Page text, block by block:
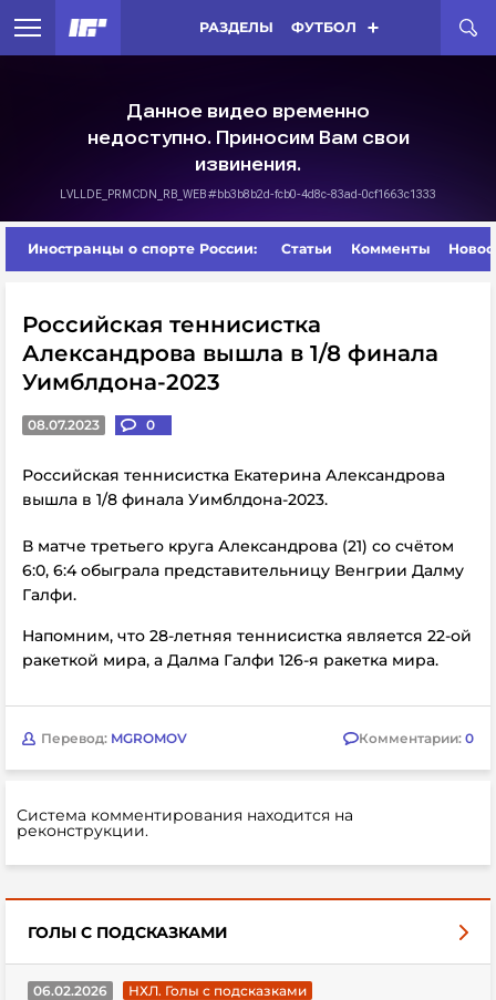
РАЗДЕЛЫ ФУТБОЛ
Иностранцы о спорте России: Статьи Комменты
Российская теннисистка
Александрова вышла в 1/8 финала
Уимблдона-2023
08.07.2023 0
Российская теннисистка Екатерина Александрова
вышла в 1/8 финала Уимблдона-2023.
В матче третьего круга Александрова (21) со счётом
6:0, 6:4 обыграла представительницу Венгрии Далму
Галфи.
Напомним, что 28-летняя теннисистка является 22-ой
ракеткой мира, а Далма Галфи 126-я ракетка мира.
Перевод: MGROMOV Комментарии: 0
Система комментирования находится на
реконструкции.
ГОЛЫ С ПОДСКАЗКАМИ
06.02.2026
НХЛ. Голы с подсказками